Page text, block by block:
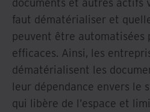
faut dématérialiser et
peuvent être automatisées
efficaces. Ainsi, les
dématérialisent les
leur dépendance envers le
qui libère de l’espace et